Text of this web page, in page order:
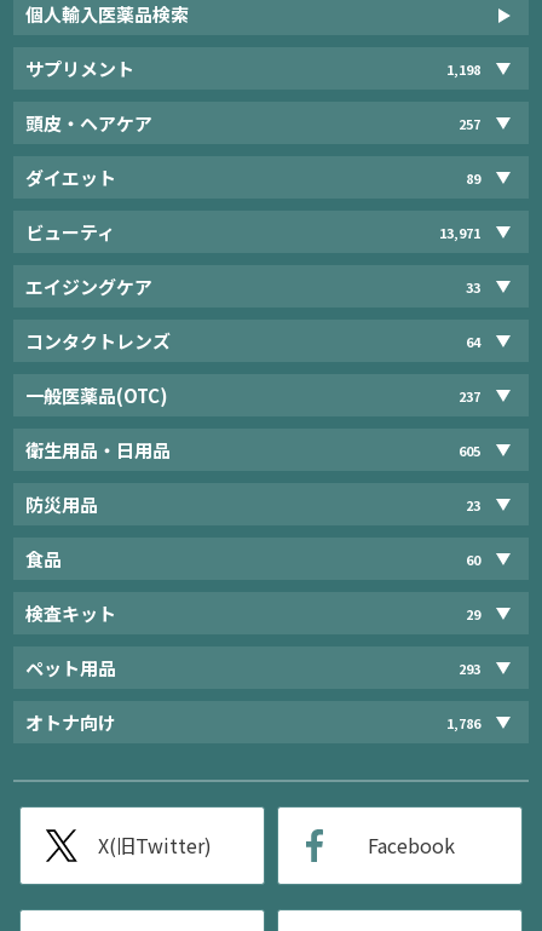
個人輸入医薬品検索
サプリメント 1,198
頭皮・ヘアケア 257
ダイエット 89
ビューティ 13,971
エイジングケア 33
コンタクトレンズ 64
一般医薬品(OTC) 237
衛生用品・日用品 605
防災用品 23
食品 60
検査キット 29
ペット用品 293
オトナ向け 1,786
X(旧Twitter) Facebook